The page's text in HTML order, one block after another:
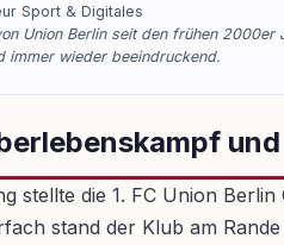
Sport & Digitales
Union Berlin seit den frühen
immer wieder beeindruckend.
stellte die 1. FC Union
stand der Klub am